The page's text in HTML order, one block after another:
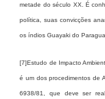
metade do século XX. É
política, suas convicções
os índios Guayaki do
[7]Estudo de Impacto
é um dos procedimentos de
6938/81, que deve ser